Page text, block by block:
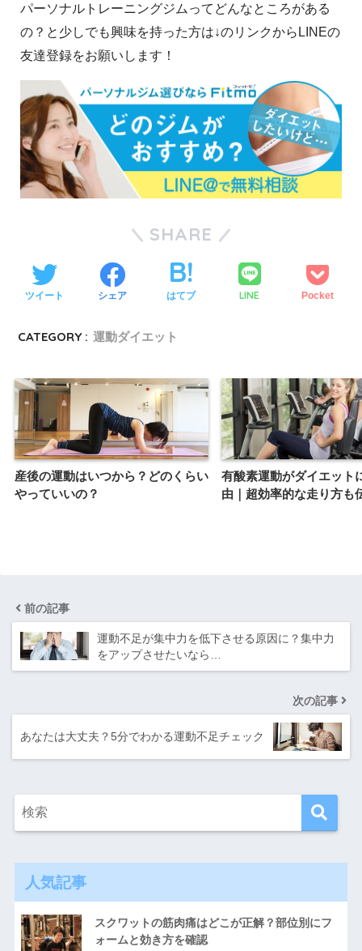
パーソナルトレーニングジムってどんなところがある
の？と少しでも興味を持った方は↓のリンクからLINEの
友達登録をお願いします！
SHARE
ツイート シェア はてブ LINE Pocket
CATEGORY : 運動ダイエット
産後の運動はいつから？どのくらい
やっていいの？
有酸素運動がダイエット
由｜超効率的な走り方も
前の記事
運動不足が集中力を低下させる原因に？集中力
をアップさせたいなら…
次の記事
あなたは大丈夫？5分でわかる運動不足チェック
人気記事
スクワットの筋肉痛はどこが正解？部位別にフ
ォームと効き方を確認